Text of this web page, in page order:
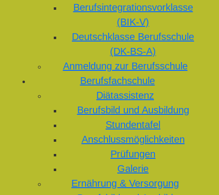
Berufsintegrationsvorklasse
(BIK-V)
Deutschklasse Berufsschule
(DK-BS-A)
Anmeldung zur Berufsschule
Berufsfachschule
Diätassistenz
Berufsbild und Ausbildung
Stundentafel
Anschlussmöglichkeiten
Prüfungen
Galerie
Ernährung & Versorgung